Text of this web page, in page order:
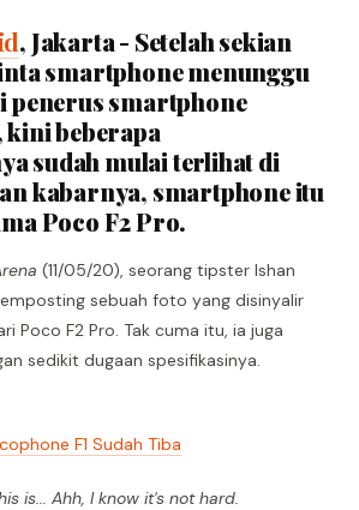
, Jakarta - Setelah sekian
smartphone menunggu
penerus smartphone
kini beberapa
sudah mulai terlihat di
kabarnya, smartphone itu
Poco F2 Pro.
(11/05/20), seorang tipster Ishan
sebuah foto yang disinyalir
Poco F2 Pro. Tak cuma itu, ia juga
sedikit dugaan spesifikasinya.
F1 Sudah Tiba
is... Ahh, I know it's not hard.